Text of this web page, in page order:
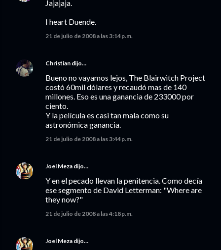
Jajajaja.
I heart Duende.
21 de julio de 2008 a las 3:14 p.m.
Christian dijo…
Bueno no vayamos lejos, The Blairwitch Project
costó 60mil dólares y recaudó mas de 140
millones. Eso es una ganancia de 233000 por
ciento.
Y la película es casi tan mala como su
astronómica ganancia.
21 de julio de 2008 a las 3:44 p.m.
Joel Meza dijo…
Y en el pecado llevan la penitencia. Como decía
ese segmento de David Letterman: "Where are
they now?"
21 de julio de 2008 a las 4:18 p.m.
Joel Meza dijo…